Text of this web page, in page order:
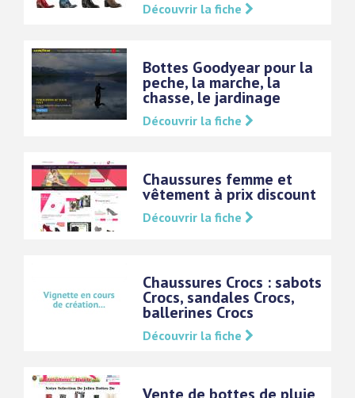
Découvrir la fiche
Bottes Goodyear pour la
peche, la marche, la
chasse, le jardinage
Découvrir la fiche
Chaussures femme et
vêtement à prix discount
Découvrir la fiche
Chaussures Crocs : sabots
Crocs, sandales Crocs,
ballerines Crocs
Découvrir la fiche